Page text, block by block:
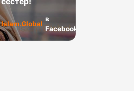
Islam.Global
в
Facebook